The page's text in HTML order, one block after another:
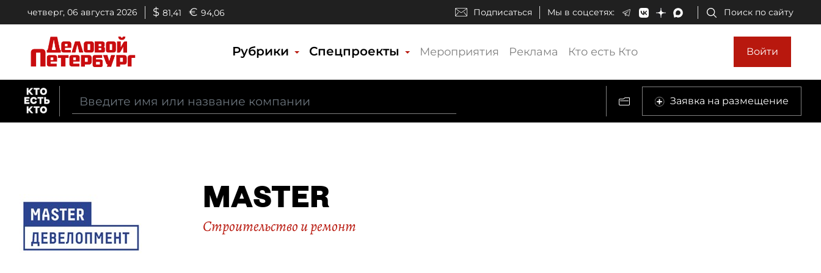
четверг, 06 августа 2026 $ 81,41 € 94,06 Подписаться Мы в соцсетях: Поиск по сайту
Рубрики Спецпроекты Мероприятия Реклама Кто есть Кто Войти
Заявка на размещение
MASTER
Строительство и ремонт